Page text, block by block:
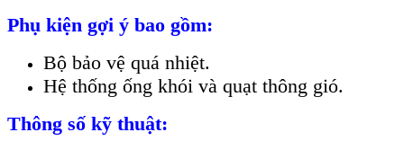
Phụ kiện gợi ý bao gồm:
Bộ bảo vệ quá nhiệt.
Hệ thống ống khói và quạt thông gió.
Thông số kỹ thuật: